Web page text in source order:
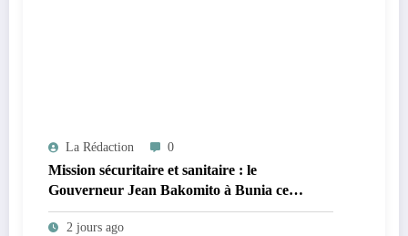
La Rédaction 0
Mission sécuritaire et sanitaire : le
Gouverneur Jean Bakomito à Bunia ce
vendredi
2 jours ago